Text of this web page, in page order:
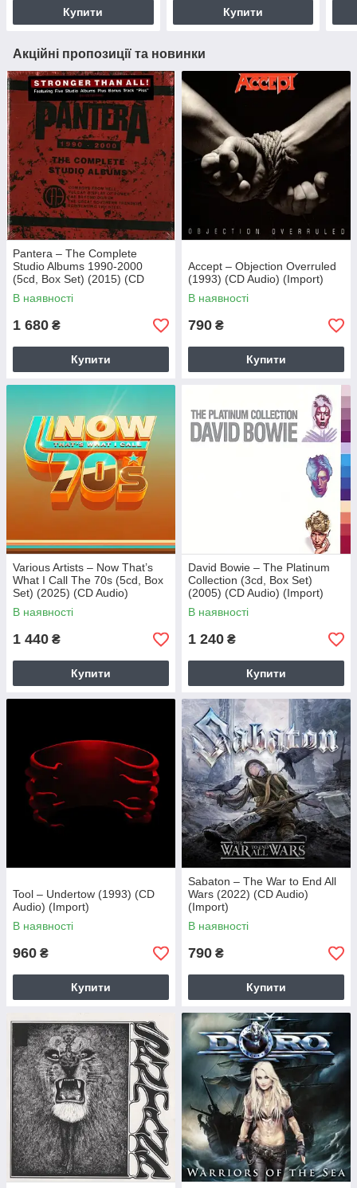
Купити Купити
Акційні пропозиції та новинки
Pantera – The Complete
Studio Albums 1990-2000
(5cd, Box Set) (2015) (CD
Audio) (Import)
В наявності
1 680 ₴
Купити
Accept – Objection Overruled
(1993) (CD Audio) (Import)
В наявності
790 ₴
Купити
Various Artists – Now That’s
What I Call The 70s (5cd, Box
Set) (2025) (CD Audio)
(Import)
В наявності
1 440 ₴
Купити
David Bowie – The Platinum
Collection (3cd, Box Set)
(2005) (CD Audio) (Import)
В наявності
1 240 ₴
Купити
Tool – Undertow (1993) (CD
Audio) (Import)
В наявності
960 ₴
Купити
Sabaton – The War to End All
Wars (2022) (CD Audio)
(Import)
В наявності
790 ₴
Купити